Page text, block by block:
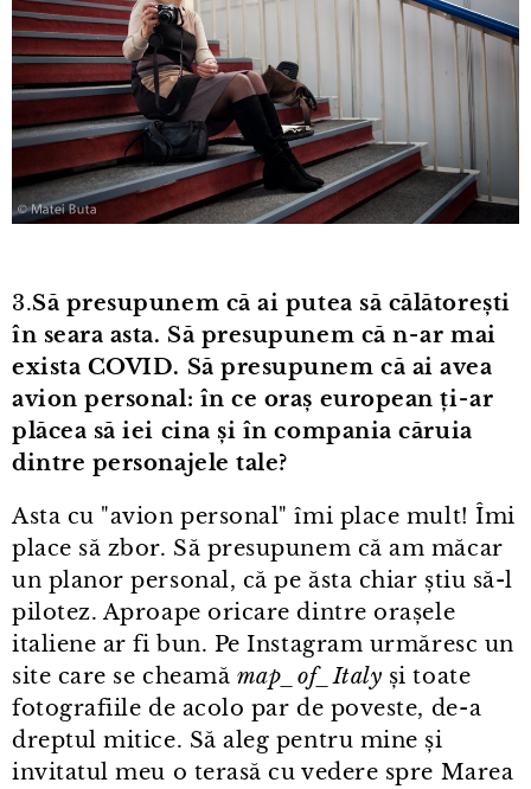
3.Să presupunem că ai putea să călătorești
în seara asta. Să presupunem că n⁠-⁠ar mai
exista COVID. Să presupunem că ai avea
avion personal: în ce oraș european ți⁠-⁠ar
plăcea să iei cina și în compania căruia
dintre personajele tale?
Asta cu "avion personal" îmi place mult! Îmi
place să zbor. Să presupunem că am măcar
un planor personal, că pe ăsta chiar știu să-l
pilotez. Aproape oricare dintre orașele
italiene ar fi bun. Pe Instagram urmăresc un
site care se cheamă map_of_Italy și toate
fotografiile de acolo par de poveste, de⁠-⁠a
dreptul mitice. Să aleg pentru mine și
invitatul meu o terasă cu vedere spre Marea